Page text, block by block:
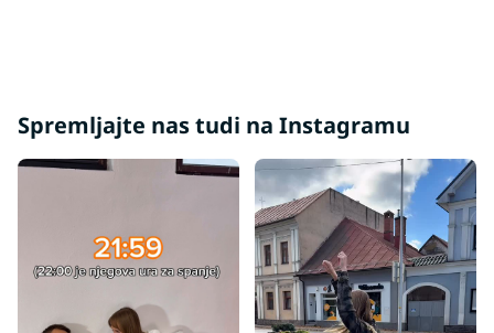
Spremljajte nas tudi na Instagramu